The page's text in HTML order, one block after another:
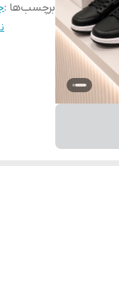
برچسب‌ها :